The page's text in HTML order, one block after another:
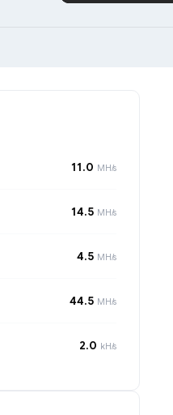
11.0 MH/s
14.5 MH/s
4.5 MH/s
44.5 MH/s
2.0 kH/s